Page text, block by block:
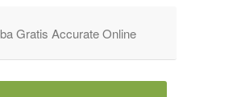
Gratis Accurate Online